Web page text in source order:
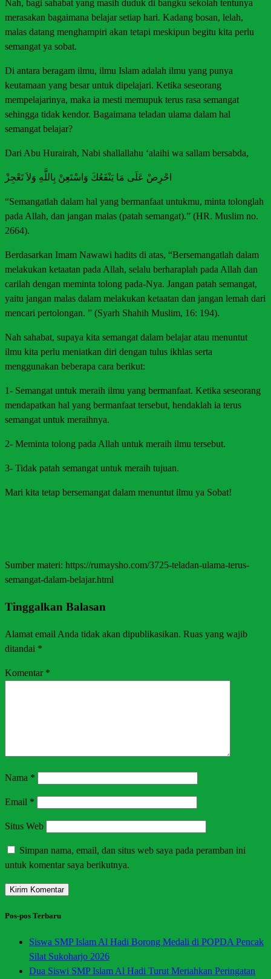
Nah, bagi sahabat yang masih duduk di bangku sekolah tentunya
merasakan bagaimana belajar setiap hari. Kadang bosan, lelah,
malas datang menghampiri akan tetapi meskipun begitu kita perlu
semangat ya sobat.
Di antara beragam ilmu, ilmu Islam adalah ilmu yang punya
keutamaan yang besar untuk dipelajari. Ketika seseorang
mempelajarinya, maka ia mesti memupuk terus rasa semangat
sehingga tidak kendor. Bagaimana teladan ulama dalam hal
semangat belajar?
Dari Abu Hurairah, Nabi shallallahu ‘alaihi wa sallam bersabda,
احْرِصْ عَلَى مَا يَنْفَعُكَ وَاسْتَعِنْ بِاللَّهِ وَلاَ تَعْجِزْ
“Semangatlah dalam hal yang bermanfaat untukmu, minta tolonglah
pada Allah, dan jangan malas (patah semangat).” (HR. Muslim no.
2664).
Berdasarkan Imam Nawawi hadits di atas, “Bersemangatlah dalam
melakukan ketaatan pada Allah, selalu berharaplah pada Allah dan
carilah dengan meminta tolong pada-Nya. Jangan patah semangat,
yaitu jangan malas dalam melakukan ketaatan dan jangan lemah dari
mencari pertolongan. ” (Syarh Shahih Muslim, 16: 194).
Nah sahabat, supaya kita semangat dalam belajar atau menuntut
ilmu kita perlu meniatkan diri dengan tulus ikhlas serta
menggunakan beberapa cara berikut:
1- Semangat untuk meraih ilmu yang bermanfaat. Ketika seseorang
mendapatkan hal yang bermanfaat tersebut, hendaklah ia terus
semangat untuk meraihnya.
2- Meminta tolong pada Allah untuk meraih ilmu tersebut.
3- Tidak patah semangat untuk meraih tujuan.
Mari kita tetap bersemangat dalam menuntut ilmu ya Sobat!
Sumber materi: https://rumaysho.com/3725-teladan-ulama-terus-
semangat-dalam-belajar.html
Tinggalkan Balasan
Alamat email Anda tidak akan dipublikasikan. Ruas yang wajib
ditandai *
Komentar *
Nama *
Email *
Situs Web
Simpan nama, email, dan situs web saya pada peramban ini
untuk komentar saya berikutnya.
Pos-pos Terbaru
Siswa SMP Islam Al Hadi Borong Medali di POPDA Pencak
Silat Sukoharjo 2026
Dua Siswi SMP Islam Al Hadi Turut Meriahkan Peringatan